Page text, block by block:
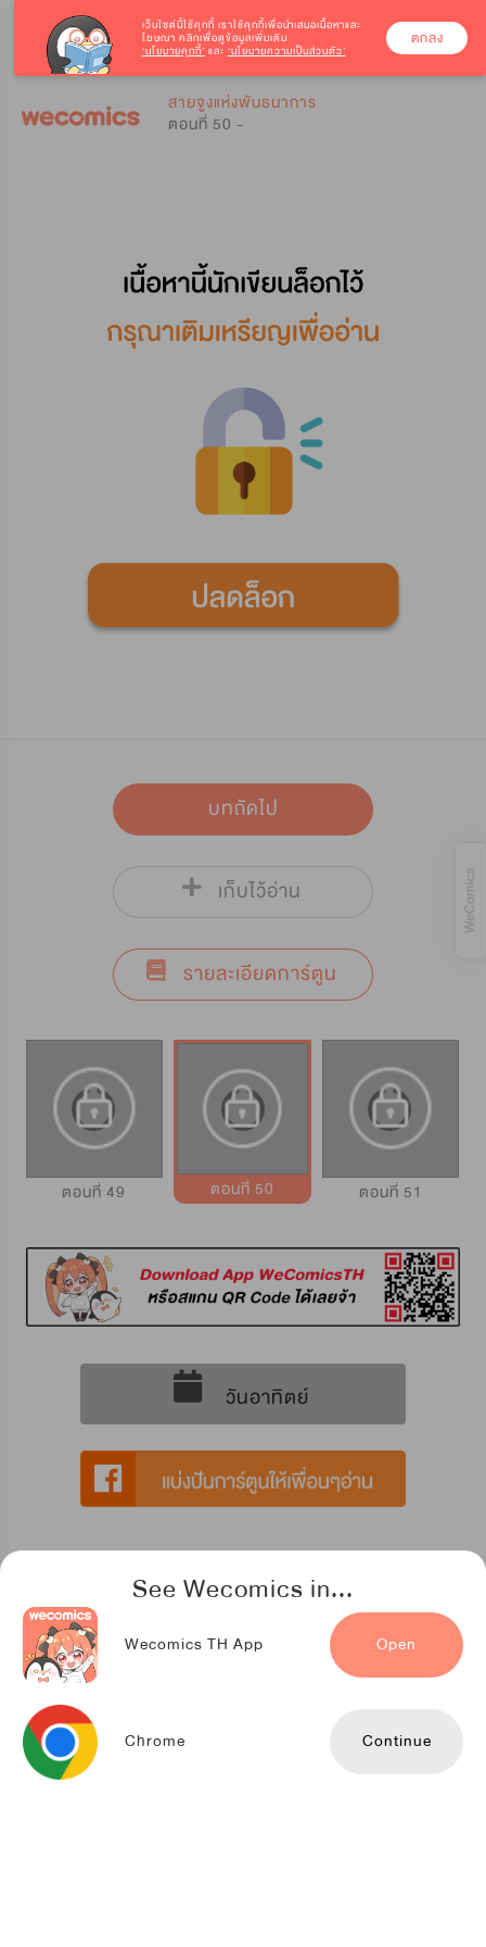
See Wecomics in...
Wecomics TH App Open
Chrome Continue
สายจูงแห่งพันธนาการ
ตอนที่ 50 -
บทถัดไป
เก็บไว้อ่าน
รายละเอียดการ์ตูน
ตอนที่ 49 ตอนที่ 50 ตอนที่ 51
วันอาทิตย์
การ์ตูนที่แนะนำสำหรับคุณ
สัมพันธ์อสูรศิลาคราม
เว็บไซต์นี้ใช้คุกกี้ เราใช้คุกกี้เพื่อนำเสนอเนื้อหาและ
โฆษณา คลิกเพื่อดูข้อมูลเพิ่มเติม
‘นโยบายคุกกี้’ และ ‘นโยบายความเป็นส่วนตัว’
ตกลง